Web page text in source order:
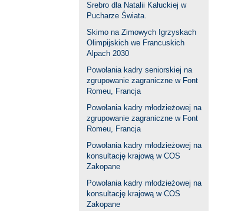
Srebro dla Natalii Kałuckiej w
Pucharze Świata.
Skimo na Zimowych Igrzyskach
Olimpijskich we Francuskich
Alpach 2030
Powołania kadry seniorskiej na
zgrupowanie zagraniczne w Font
Romeu, Francja
Powołania kadry młodzieżowej na
zgrupowanie zagraniczne w Font
Romeu, Francja
Powołania kadry młodzieżowej na
konsultację krajową w COS
Zakopane
Powołania kadry młodzieżowej na
konsultację krajową w COS
Zakopane